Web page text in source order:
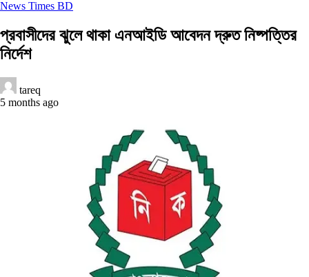
News Times BD
প্রবাসীদের ঝুলে থাকা এনআইডি আবেদন দ্রুত নিষ্পত্তির
নির্দেশ
tareq
5 months ago